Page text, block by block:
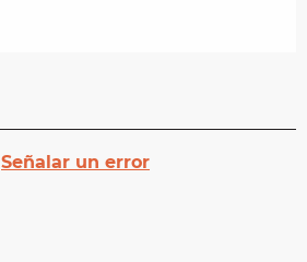
Señalar un error